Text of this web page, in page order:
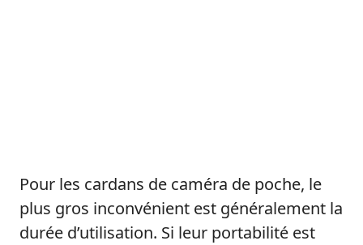
Pour les cardans de caméra de poche, le
plus gros inconvénient est généralement la
durée d’utilisation. Si leur portabilité est